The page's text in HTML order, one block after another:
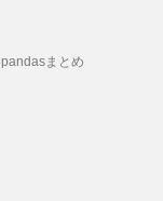
pandasまとめ